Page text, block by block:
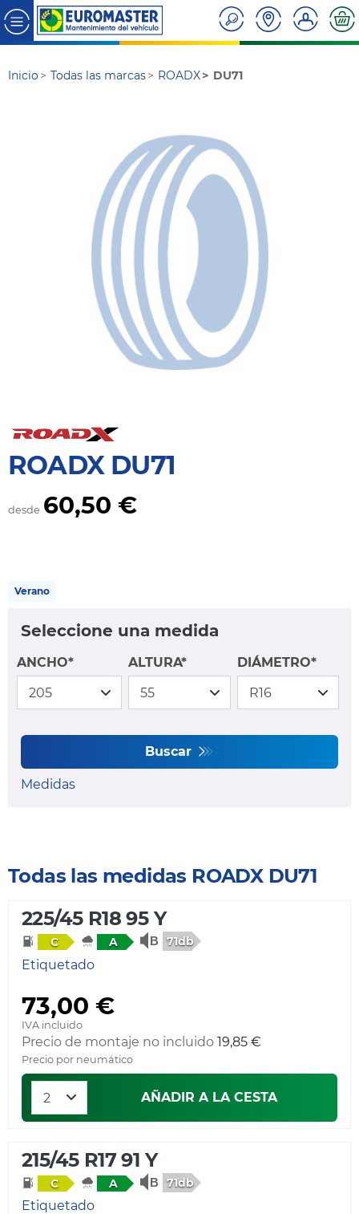
Inicio Todas las marcas ROADX DU71
ROADX DU71
desde 60,50 €
Verano
Seleccione una medida
ANCHO* ALTURA* DIÁMETRO*
Buscar
Medidas
Todas las medidas ROADX DU71
225/45 R18 95 Y
C A 71db
Etiquetado
73,00 €
IVA incluido
Precio de montaje no incluido 19,85 €
Precio por neumático
AÑADIR A LA CESTA
215/45 R17 91 Y
C A 71db
Etiquetado